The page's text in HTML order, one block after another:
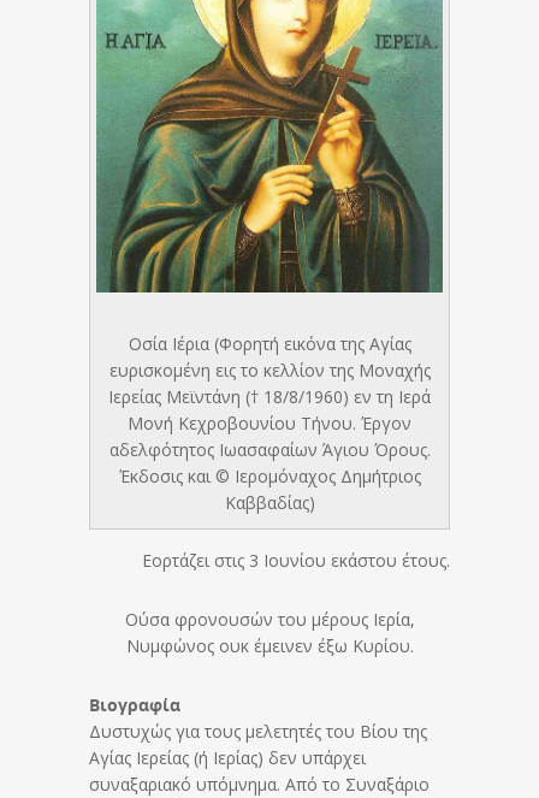
Οσία Ιέρια (Φορητή εικόνα της Αγίας
ευρισκομένη εις το κελλίον της Μοναχής
Ιερείας Μεϊντάνη († 18/8/1960) εν τη Ιερά
Μονή Κεχροβουνίου Τήνου. Έργον
αδελφότητος Ιωασαφαίων Άγιου Όρους.
Έκδοσις και © Ιερομόναχος Δημήτριος
Καββαδίας)
Εορτάζει στις 3 Ιουνίου εκάστου έτους.
Oύσα φρονουσών του μέρους Iερία,
Nυμφώνος ουκ έμεινεν έξω Kυρίου.
Βιογραφία
Δυστυχώς για τους μελετητές του Βίου της
Αγίας Ιερείας (ή Ιερίας) δεν υπάρχει
συναξαριακό υπόμνημα. Από το Συναξάριο